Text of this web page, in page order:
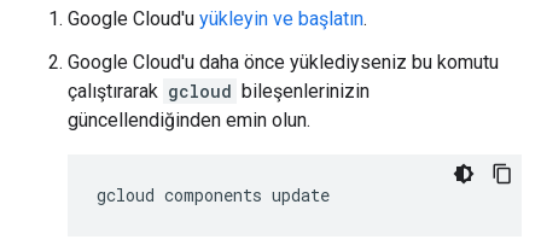
Google Cloud'u yükleyin ve başlatın.
Google Cloud'u daha önce yüklediyseniz bu komutu
çalıştırarak gcloud bileşenlerinizin
güncellendiğinden emin olun.
gcloud components update